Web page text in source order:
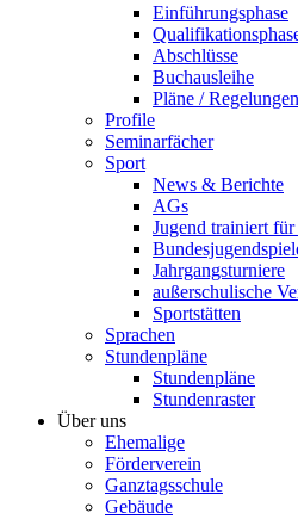
Einführungsphase
Abschlüsse
Buchausleihe
Pläne / Regelungen
Profile
Seminarfächer
Sport
News & Berichte
AGs
Jugend trainiert
Jahrgangsturniere
außerschulische
Sportstätten
Sprachen
Stundenpläne
Stundenpläne
Stundenraster
Über uns
Ehemalige
Förderverein
Ganztagsschule
Gebäude